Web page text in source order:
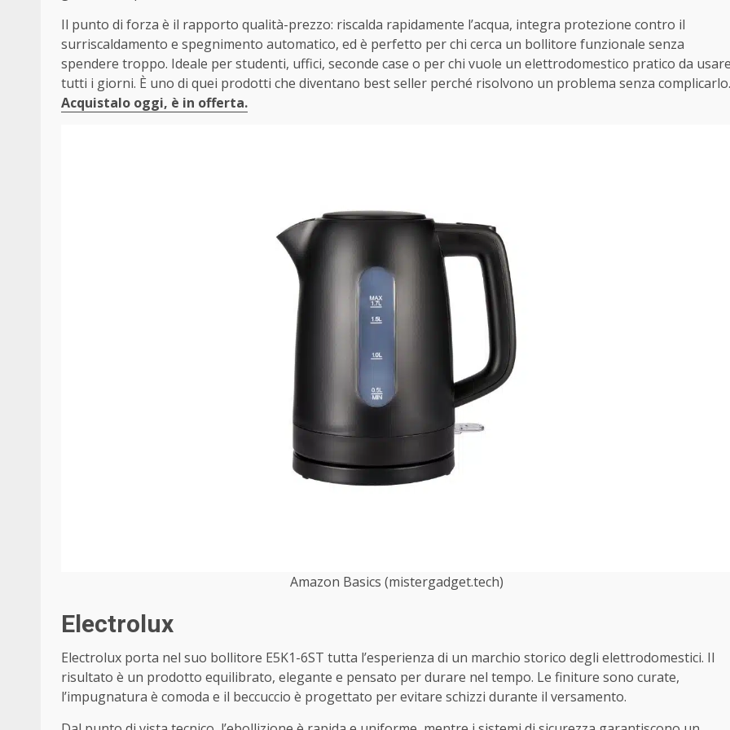
Il punto di forza è il rapporto qualità-prezzo: riscalda rapidamente l’acqua, integra protezione contro il
surriscaldamento e spegnimento automatico, ed è perfetto per chi cerca un bollitore funzionale senza
spendere troppo. Ideale per studenti, uffici, seconde case o per chi vuole un elettrodomestico pratico da
tutti i giorni. È uno di quei prodotti che diventano best seller perché risolvono un problema senza complicarlo.
Acquistalo oggi, è in offerta.
Amazon Basics (mistergadget.tech)
Electrolux
Electrolux porta nel suo bollitore E5K1-6ST tutta l’esperienza di un marchio storico degli elettrodomestici. Il
risultato è un prodotto equilibrato, elegante e pensato per durare nel tempo. Le finiture sono curate,
l’impugnatura è comoda e il beccuccio è progettato per evitare schizzi durante il versamento.